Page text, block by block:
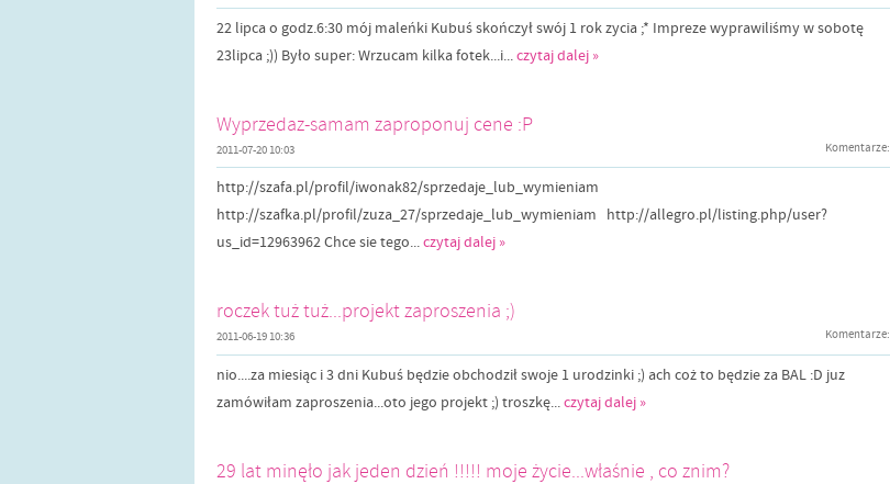
22 lipca o godz.6:30 mój maleńki Kubuś skończył swój 1 rok zycia ;* Impreze wyprawiliśmy w sobotę
23lipca ;)) Było super: Wrzucam kilka fotek...i...czytaj dalej »
Wyprzedaz-samam zaproponuj cene :P
2011-07-20 10:03 Komentarze:
http://szafa.pl/profil/iwonak82/sprzedaje_lub_wymieniam
http://szafka.pl/profil/zuza_27/sprzedaje_lub_wymieniam http://allegro.pl/listing.php/user?
us_id=12963962 Chce sie tego...czytaj dalej »
roczek tuż tuż...projekt zaproszenia ;)
2011-06-19 10:36 Komentarze:
nio....za miesiąc i 3 dni Kubuś będzie obchodził swoje 1 urodzinki ;) ach coż to będzie za BAL :D juz
zamówiłam zaproszenia...oto jego projekt ;) troszkę...czytaj dalej »
29 lat minęło jak jeden dzień !!!!! moje życie...właśnie , co znim?